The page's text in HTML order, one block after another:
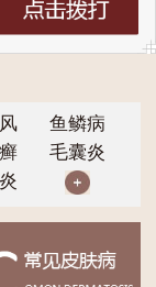
鱼鳞病
毛囊炎